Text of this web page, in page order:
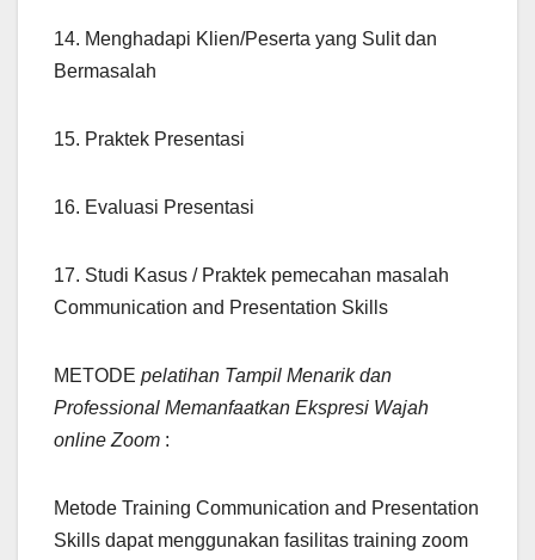
14. Menghadapi Klien/Peserta yang Sulit dan
Bermasalah
15. Praktek Presentasi
16. Evaluasi Presentasi
17. Studi Kasus / Praktek pemecahan masalah
Communication and Presentation Skills
METODE pelatihan Tampil Menarik dan
Professional Memanfaatkan Ekspresi Wajah
online Zoom :
Metode Training Communication and Presentation
Skills dapat menggunakan fasilitas training zoom